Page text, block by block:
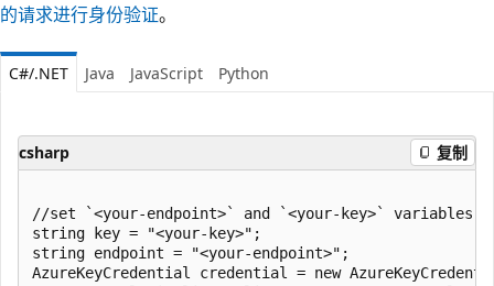
的请求进行身份验证。
C#/.NET Java JavaScript Python
csharp 复制
//set `<your-endpoint>` and `<your-key>` variables
string key = "<your-key>";
string endpoint = "<your-endpoint>";
AzureKeyCredential credential = new